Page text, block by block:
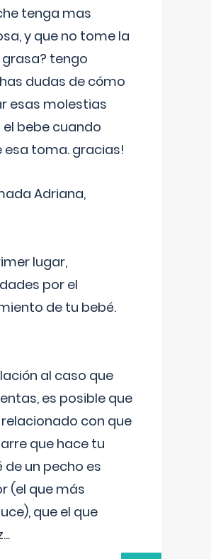
tenga mas
y que no tome la
tengo
dudas de cómo
esas molestias
bebe cuando
esa toma. gracias!
Adriana,
lugar,
por el
de tu bebé.
al caso que
es posible que
con que
que hace tu
de un pecho es
(el que más
que el que
...